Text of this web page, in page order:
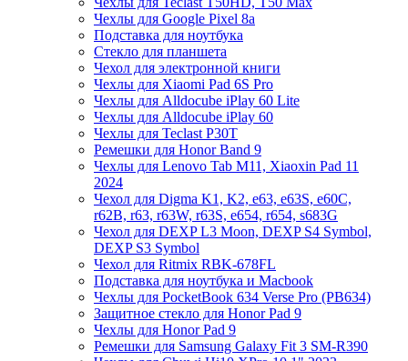
Чехлы для Google Pixel 8a
Подставка для ноутбука
Стекло для планшета
Чехол для электронной книги
Чехлы для Xiaomi Pad 6S Pro
Чехлы для Alldocube iPlay 60 Lite
Чехлы для Alldocube iPlay 60
Чехлы для Teclast P30T
Ремешки для Honor Band 9
Чехлы для Lenovo Tab M11, Xiaoxin Pad 11
2024
Чехол для Digma K1, K2, e63, e63S, e60C,
r62B, r63, r63W, r63S, e654, r654, s683G
Чехол для DEXP L3 Moon, DEXP S4 Symbol,
DEXP S3 Symbol
Чехол для Ritmix RBK-678FL
Подставка для ноутбука и Macbook
Чехлы для PocketBook 634 Verse Pro (PB634)
Защитное стекло для Honor Pad 9
Чехлы для Honor Pad 9
Ремешки для Samsung Galaxy Fit 3 SM-R390